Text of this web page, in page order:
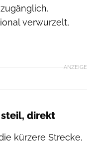
verwurzelt,
ANZEIGE
direkt
kürzere Strecke,